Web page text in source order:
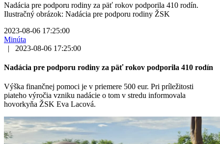
Nadácia pre podporu rodiny za päť rokov podporila 410 rodín.
Ilustračný obrázok: Nadácia pre podporu rodiny ŽSK
2023-08-06 17:25:00
Minúta
|
2023-08-06 17:25:00
Nadácia pre podporu rodiny za päť rokov podporila 410 rodín
Výška finančnej pomoci je v priemere 500 eur. Pri príležitosti
piateho výročia vzniku nadácie o tom v stredu informovala
hovorkyňa ŽSK Eva Lacová.